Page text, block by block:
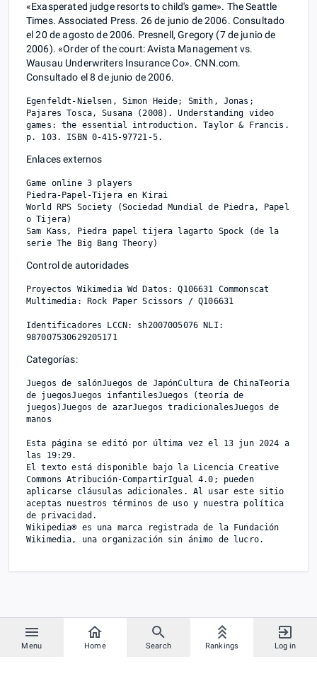
Menu Home Search Rankings Log in
«Exasperated judge resorts to child's game». The Seattle
Times. Associated Press. 26 de junio de 2006. Consultado
el 20 de agosto de 2006. Presnell, Gregory (7 de junio de
2006). «Order of the court: Avista Management vs.
Wausau Underwriters Insurance Co». CNN.com.
Consultado el 8 de junio de 2006.
Egenfeldt-Nielsen, Simon Heide; Smith, Jonas;
Pajares Tosca, Susana (2008). Understanding video
games: the essential introduction. Taylor & Francis.
Enlaces externos
Game online 3 players
Piedra-Papel-Tijera en Kirai
World RPS Society (Sociedad Mundial de Piedra, Papel
o Tijera)
Sam Kass, Piedra papel tijera lagarto Spock (de la
Control de autoridades
Proyectos Wikimedia Wd Datos: Q106631 Commonscat
Multimedia: Rock Paper Scissors / Q106631
Identificadores LCCN: sh2007005076 NLI:
987007530629205171
Categorías:
Juegos de salónJuegos de JapónCultura de ChinaTeoría
de juegosJuegos infantilesJuegos (teoría de
juegos)Juegos de azarJuegos tradicionalesJuegos de
manos
Esta página se editó por última vez el 13 jun 2024 a
las 19:29.
El texto está disponible bajo la Licencia Creative
Commons Atribución-CompartirIgual 4.0; pueden
aplicarse cláusulas adicionales. Al usar este sitio
aceptas nuestros términos de uso y nuestra política
de privacidad.
Wikipedia® es una marca registrada de la Fundación